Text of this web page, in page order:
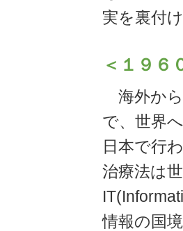
実を裏付
＜１９６
海外から
で、世界
日本で行
治療法は
情報の国